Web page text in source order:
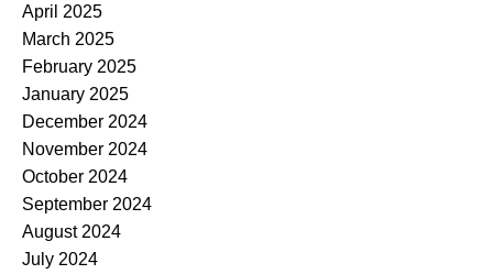
April 2025
March 2025
February 2025
January 2025
December 2024
November 2024
October 2024
September 2024
August 2024
July 2024